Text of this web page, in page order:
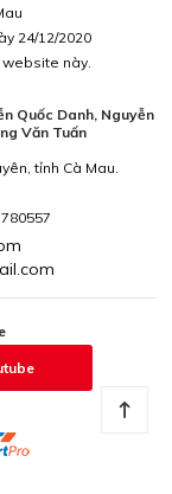
24/12/2020
này.
Quốc Danh, Nguyễn
Văn Tuấn
tỉnh Cà Mau.